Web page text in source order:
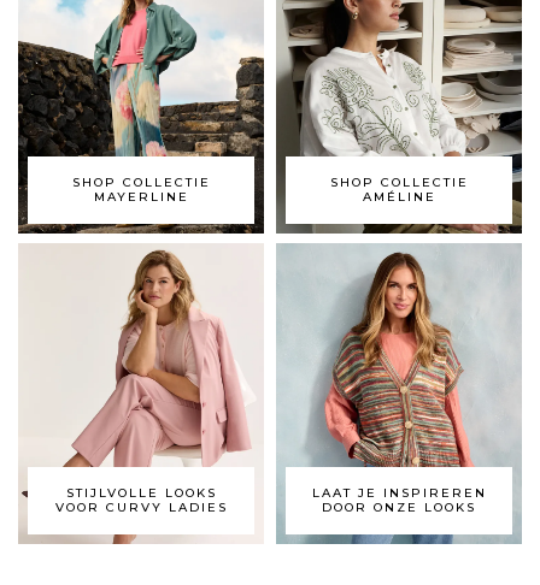
SHOP COLLECTIE
MAYERLINE
SHOP COLLECTIE
AMÉLINE
STIJLVOLLE LOOKS
VOOR CURVY LADIES
LAAT JE INSPIREREN
DOOR ONZE LOOKS